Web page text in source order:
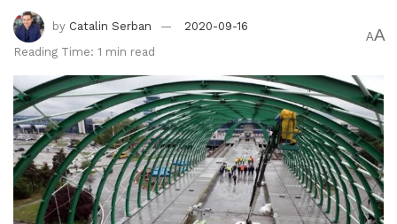
by Catalin Serban
2020-09-16
Reading Time: 1 min read
AA